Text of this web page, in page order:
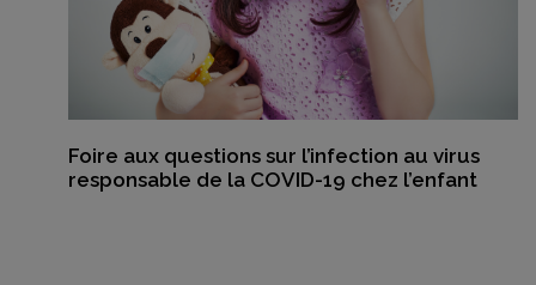
Foire aux questions sur l’infection au virus
responsable de la COVID-19 chez l’enfant